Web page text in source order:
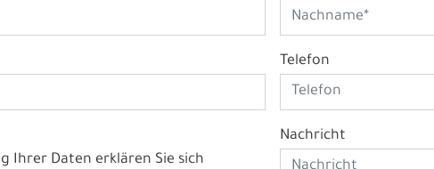
Telefon
Ihrer Daten erklären Sie sich
Nachricht